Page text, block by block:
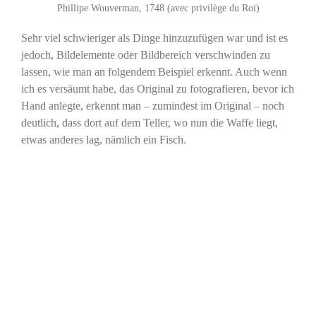
Phillipe Wouverman, 1748 (avec privilège du Roi)
Sehr viel schwieriger als Dinge hinzuzufügen war und ist es
jedoch, Bildelemente oder Bildbereich verschwinden zu
lassen, wie man an folgendem Beispiel erkennt. Auch wenn
ich es versäumt habe, das Original zu fotografieren, bevor ich
Hand anlegte, erkennt man – zumindest im Original – noch
deutlich, dass dort auf dem Teller, wo nun die Waffe liegt,
etwas anderes lag, nämlich ein Fisch.